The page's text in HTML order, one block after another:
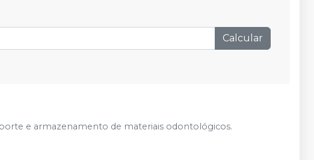
Calcular
e armazenamento de materiais odontológicos.